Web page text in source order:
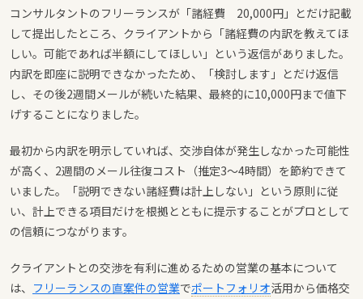
コンサルタントのフリーランスが「諸経費 20,000円」とだけ記載
して提出したところ、クライアントから「諸経費の内訳を教えてほ
しい。可能であれば半額にしてほしい」という返信がありました。
内訳を即座に説明できなかったため、「検討します」とだけ返信
し、その後2週間メールが続いた結果、最終的に10,000円まで値下
げすることになりました。
最初から内訳を明示していれば、交渉自体が発生しなかった可能性
が高く、2週間のメール往復コスト（推定3〜4時間）を節約できて
いました。「説明できない諸経費は計上しない」という原則に従
い、計上できる項目だけを根拠とともに提示することがプロとして
の信頼につながります。
クライアントとの交渉を有利に進めるための営業の基本について
は、 フリーランスの直案件の営業でポートフォリオ活用から価格交